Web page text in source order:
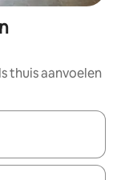
thuis aanvoelen
maak je een keuze